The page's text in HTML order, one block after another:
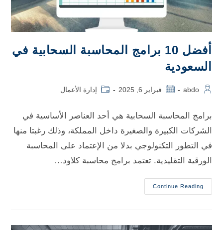
أفضل 10 برامج المحاسبة السحابية في
السعودية
abdo فبراير 6, 2025 إدارة الأعمال
برامج المحاسبة السحابية هي أحد العناصر الأساسية في
الشركات الكبيرة والصغيرة داخل المملكة، وذلك رغبتا منها
في التطور التكنولوجي بدلا من الإعتماد على المحاسبة
الورقية التقليدية. تعتمد برامج محاسبة كلاود…
Continue Reading